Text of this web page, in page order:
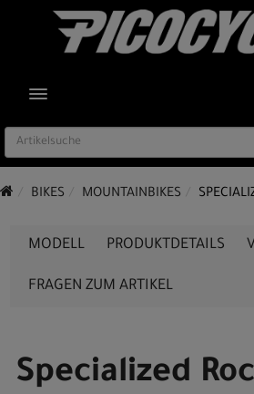
TOGGLE NAVIGATION
BIKES MOUNTAINBIKES
MODELL PRODUKTDETAILS
FRAGEN ZUM ARTIKEL
Specialized